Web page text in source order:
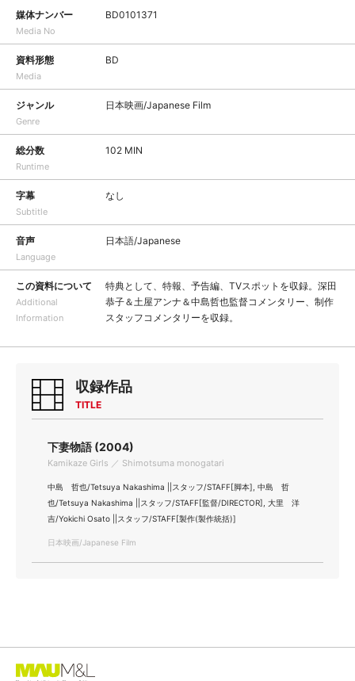
媒体ナンバー
Media No
BD0101371
資料形態
Media
BD
ジャンル
Genre
日本映画/Japanese Film
総分数
Runtime
102 MIN
字幕
Subtitle
なし
音声
Language
日本語/Japanese
この資料について
Additional
Information
特典として、特報、予告編、TVスポットを収録。深田
恭子＆土屋アンナ＆中島哲也監督コメンタリー、制作
スタッフコメンタリーを収録。
収録作品
TITLE
下妻物語 (2004)
Kamikaze Girls ／ Shimotsuma monogatari
中島 哲也/Tetsuya Nakashima ||スタッフ/STAFF[脚本], 中島 哲
也/Tetsuya Nakashima ||スタッフ/STAFF[監督/DIRECTOR], 大里 洋
吉/Yokichi Osato ||スタッフ/STAFF[製作(製作統括)]
日本映画/Japanese Film